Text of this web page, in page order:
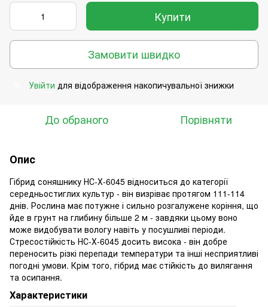
Купити
Замовити швидко
Увійти для відображення накопичувальної знижки
До обраного Порівняти
Опис
Гібрид соняшнику НС-Х-6045 відноситься до категорії
середньостиглих культур - він визріває протягом 111-114
днів. Рослина має потужне і сильно розгалужене коріння, що
йде в грунт на глибину більше 2 м - завдяки цьому воно
може видобувати вологу навіть у посушливі періоди.
Стресостійкість НС-Х-6045 досить висока - він добре
переносить різкі перепади температури та інші несприятливі
погодні умови. Крім того, гібрид має стійкість до вилягання
та осипання.
Характеристики